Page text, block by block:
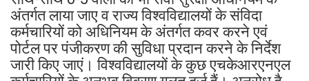
अंतर्गत लाया जाए व राज्य विश्वविद्यालयों के संविदा
कर्मचारियों को अधिनियम के अंतर्गत कवर करने एवं
पोर्टल पर पंजीकरण की सुविधा प्रदान करने के निर्देश
जारी किए जाएं। विश्वविद्यालयों के कुछ एचकेआरएनएल